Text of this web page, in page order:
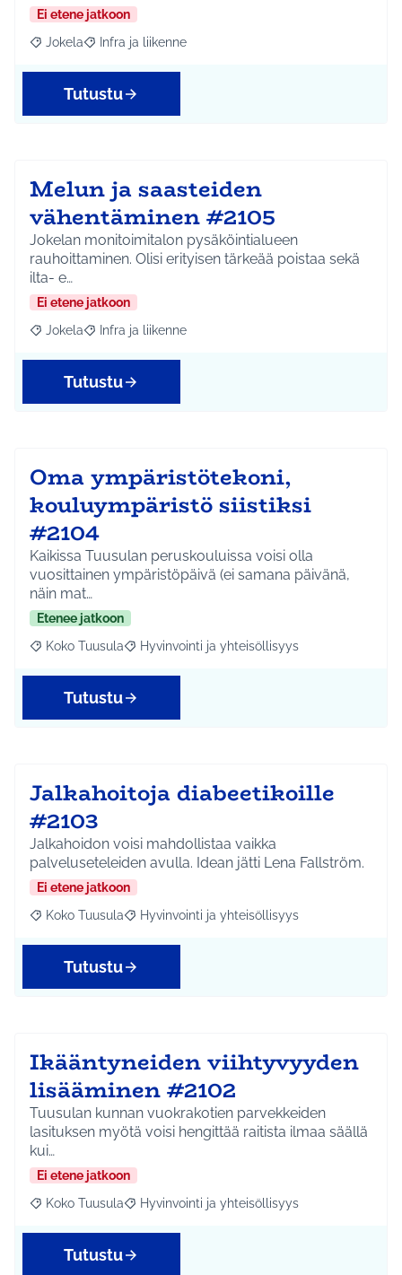
Ei etene jatkoon
Rajaa tulokset aihepiirin mukaan: Jokela
Jokela Rajaa tulokset teeman mukaan: Infra ja liikenne
Infra ja liikenne
Tutustu
Melun ja saasteiden
vähentäminen #2105
Jokelan monitoimitalon pysäköintialueen
rauhoittaminen. Olisi erityisen tärkeää poistaa sekä
ilta- e…
Ei etene jatkoon
Rajaa tulokset aihepiirin mukaan: Jokela
Jokela Rajaa tulokset teeman mukaan: Infra ja liikenne
Infra ja liikenne
Tutustu
Oma ympäristötekoni,
kouluympäristö siistiksi
#2104
Kaikissa Tuusulan peruskouluissa voisi olla
vuosittainen ympäristöpäivä (ei samana päivänä,
näin mat…
Etenee jatkoon
Rajaa tulokset aihepiirin mukaan: Koko Tuusula
Koko Tuusula Rajaa tulokset teeman mukaan: Hyvinvointi ja
Hyvinvointi ja yhteisöllisyys
Tutustu
Jalkahoitoja diabeetikoille
#2103
Jalkahoidon voisi mahdollistaa vaikka
palveluseteleiden avulla. Idean jätti Lena Fallström.
Ei etene jatkoon
Rajaa tulokset aihepiirin mukaan: Koko Tuusula
Koko Tuusula Rajaa tulokset teeman mukaan: Hyvinvointi ja
Hyvinvointi ja yhteisöllisyys
Tutustu
Ikääntyneiden viihtyvyyden
lisääminen #2102
Tuusulan kunnan vuokrakotien parvekkeiden
lasituksen myötä voisi hengittää raitista ilmaa säällä
kui…
Ei etene jatkoon
Rajaa tulokset aihepiirin mukaan: Koko Tuusula
Koko Tuusula Rajaa tulokset teeman mukaan: Hyvinvointi ja
Hyvinvointi ja yhteisöllisyys
Tutustu